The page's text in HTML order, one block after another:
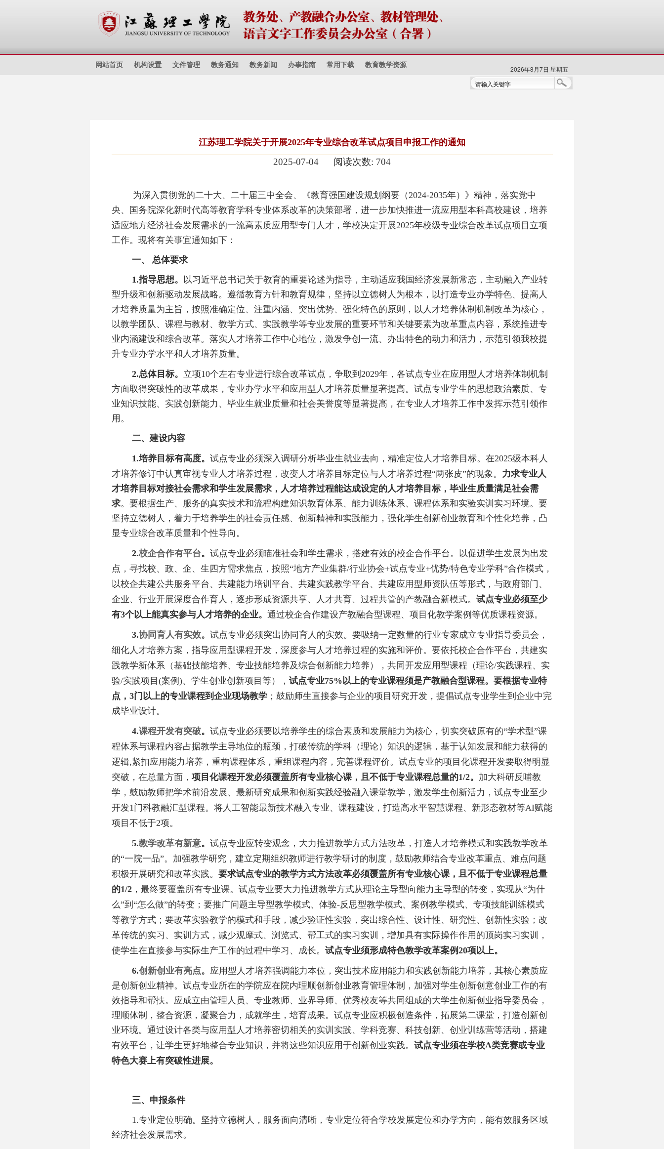
2026年8月7日 星期五
网站首页 机构设置 文件管理 教务通知 教务新闻 办事指南 常用下载 教育教学资源
江苏理工学院关于开展2025年专业综合改革试点项目申报工作的通知
2025-07-04 阅读次数: 704
为深入贯彻党的二十大、二十届三中全会、《教育强国建设规划纲要（2024-2035年）》 精神，落实党中
央、国务院深化新时代高等教育学科专业体系改革的决策部署， 进一步加快推进一流应用型本科高校建设 ， 培养
适应地方经济社会发展需求的一流高素质应用型专门人才， 学校决定开展2025年校级专业综合改革试点项目 立项
工作。 现将有关事宜通知如下：
一、 总体要求
1.指导思想。
以习近平总书记关于教育的重要论述为指导 ，主动适应我国经济发展新常态，主动融入产业转
型升级和创新驱动发展战略。 遵循教育方针和教育规律， 坚持以立德树人为根本，以打造专业办学特色、提高人
才培养质量为主旨，按照准确定位、注重内涵、突出优势、强化特色的原则，以人才培养体制机制改革为核心，
以教学团队、课程与教材、教学方式、实践教学等专业发展的重要环节和关键要素为改革重点内容， 系统推进专
业内涵建设和综合改革。落实人才培养工作中心地位，激发争创一流、办出特色的动力和活力，示范引领我校提
升专业办学水平和人才培养质量。
2.总体目标。 立项10个左右专业进行综合改革试点，争取到 2029年，各试点专业在应用型 人才培养体制机制
方面取得突破性的改革成果，专业办学水平和应用型人才培养质量显著提高。 试点专业学生的思想政治素质、专
业知识技能、 实践创新能力 、 毕业生就业质量和社会美誉度等显著提高，在专业人才培养工作中发挥示范引领作
用。
二、建设内容
1.培养目标有高度。 试点专业必须深入调研分析毕业生就业去向，精准定位人才培养目标。在2025级本科人
才培养修订中认真审视专业人才培养过程，改变人才培养目标定位与人才培养过程“两张皮”的现象。 力求专业人
才培养目标对接社会需求和学生发展需求，人才培养过程能达成设定的人才培养目标，毕业生质量满足社会需
求。要根据生产、服务的真实技术和流程构建知识教育体系、能力训练体系、课程体系和实验实训实习环境。要
坚持立德树人，着力于培养学生的社会责任感、创新精神和实践能力，强化学生创新创业教育和个性化培养，凸
显专业综合改革质量和个性导向。
2.校企合作有平台。 试点专业必须瞄准社会和学生需求，搭建有效的校企合作平台。以促进学生发展为出发
点，寻找校、政、企、生四方需求焦点，按照“地方产业集群/行业协会+试点专业+优势/特色专业学科”合作模式，
以校企共建公共服务平台、共建能力培训平台、共建实践教学平台、共建应用型师资队伍等形式，与政府部门、
企业、行业开展深度合作育人，逐步形成资源共享、人才共育、过程共管的产教融合新模式。 试点专业必须至少
有3个以上能真实参与人才培养的企业。 通过校企合作建设产教融合型课程、项目化教学案例等优质课程资源。
3.协同育人有实效。 试点专业必须突出协同育人的实效。要吸纳一定数量的行业专家成立专业指导委员会，
细化人才培养方案，指导应用型课程开发，深度参与人才培养过程的实施和评价。要依托校企合作平台，共建实
践教学新体系（基础技能培养、专业技能培养及综合创新能力培养），共同开发应用型课程（理论/实践课程、实
验/实践项目(案例)、学生创业创新项目等）， 试点专业75%以上的专业课程须是产教融合型课程。要根据专业特
点，3门以上的专业课程到企业现场教学；鼓励师生直接参与企业的项目研究开发，提倡试点专业学生到企业中完
成毕业设计。
4.课程开发有突破。 试点专业必须要以培养学生的综合素质和发展能力为核心，切实突破原有的“学术型”课
程体系与课程内容占据教学主导地位的瓶颈，打破传统的学科（理论）知识的逻辑，基于认知发展和能力获得的
逻辑,紧扣应用能力培养，重构课程体系，重组课程内容，完善课程评价。试点专业的项目化课程开发要取得明显
突破，在总量方面， 项目化课程开发必须覆盖所有专业核心课，且不低于专业课程总量的1/2。 加大科研反哺教
学，鼓励教师把学术前沿发展、最新研究成果和创新实践经验融入课堂教学，激发学生创新活力，试点专业至少
开发1门科教融汇型课程。将人工智能最新技术融入专业、课程建设，打造高水平智慧课程、新形态教材等AI赋能
项目不低于2项。
5.教学改革有新意。 试点专业应转变观念，大力推进教学方式方法改革，打造人才培养模式和实践教学改革
的“一院一品”。加强教学研究，建立定期组织教师进行教学研讨的制度，鼓励教师结合专业改革重点、难点问题
积极开展研究和改革实践。 要求试点专业的教学方式方法改革必须覆盖所有专业核心课，且不低于专业课程总量
的1/2，最终要覆盖所有专业课。试点专业要大力推进教学方式从理论主导型向能力主导型的转变，实现从“为什
么”到“怎么做”的转变；要推广问题主导型教学模式、体验-反思型教学模式、案例教学模式、专项技能训练模式
等教学方式；要改革实验教学的模式和手段，减少验证性实验，突出综合性、设计性、研究性、创新性实验；改
革传统的实习、实训方式，减少观摩式、浏览式、帮工式的实习实训，增加具有实际操作作用的顶岗实习实训，
使学生在直接参与实际生产工作的过程中学习、成长。 试点专业须形成特色教学改革案例20项以上。
6.创新创业有亮点。 应用型人才培养强调能力本位，突出技术应用能力和实践创新能力培养，其核心素质应
是创新创业精神。试点专业所在的学院应在院内理顺创新创业教育管理体制，加强对学生创新创意创业工作的有
效指导和帮扶。应成立由管理人员、专业教师、业界导师、优秀校友等共同组成的大学生创新创业指导委员会，
理顺体制，整合资源，凝聚合力，成就学生，培育成果。试点专业应积极创造条件，拓展第二课堂，打造创新创
业环境。通过设计各类与应用型人才培养密切相关的实训实践、学科竞赛、科技创新、创业训练营等活动，搭建
有效平台，让学生更好地整合专业知识，并将这些知识应用于创新创业实践。 试点专业须在学校A类竞赛或专业
特色大赛上有突破性进展。
三、申报条件
1.专业定位明确。坚持立德树人，服务面向清晰，专业定位符合学校发展定位和办学方向，能有效服务区域
经济社会发展需求。